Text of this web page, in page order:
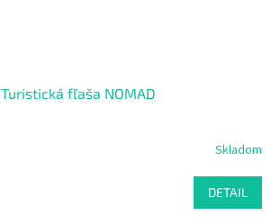
Turistická fľaša NOMAD
Skladom
DETAIL